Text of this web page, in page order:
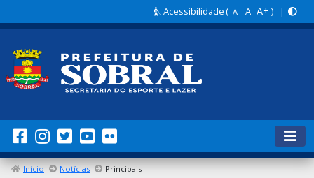
Acessibilidade( A- A A+ ) |
Início Notícias Principais